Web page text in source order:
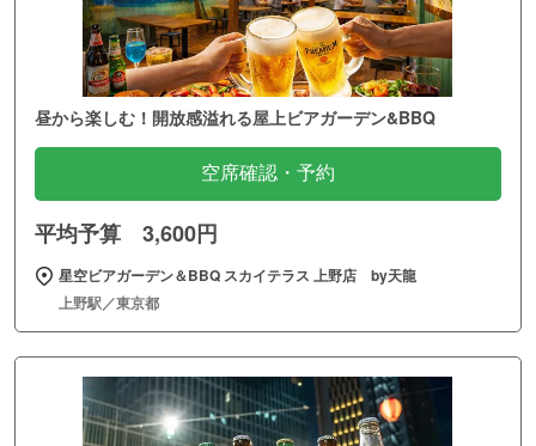
昼から楽しむ！開放感溢れる屋上ビアガーデン&BBQ
空席確認・予約
平均予算 3,600円
星空ビアガーデン＆BBQ スカイテラス 上野店 by天龍
上野駅／東京都